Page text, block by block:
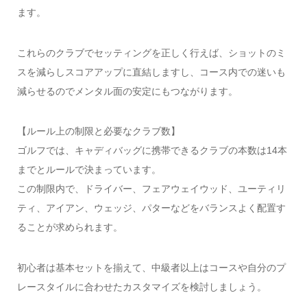
ます。
これらのクラブでセッティングを正しく行えば、ショットのミ
スを減らしスコアアップに直結しますし、コース内での迷いも
減らせるのでメンタル面の安定にもつながります。
【ルール上の制限と必要なクラブ数】
ゴルフでは、キャディバッグに携帯できるクラブの本数は14本
までとルールで決まっています。
この制限内で、ドライバー、フェアウェイウッド、ユーティリ
ティ、アイアン、ウェッジ、パターなどをバランスよく配置す
ることが求められます。
初心者は基本セットを揃えて、中級者以上はコースや自分のプ
レースタイルに合わせたカスタマイズを検討しましょう。